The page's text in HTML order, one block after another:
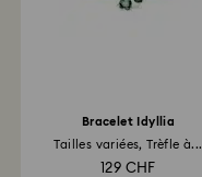
Bracelet Idyllia
Tailles variées, Trèfle à...
129 CHF